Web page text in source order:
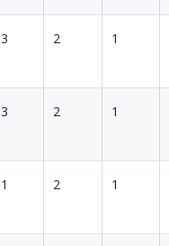
3 2 1
3 2 1
1 2 1